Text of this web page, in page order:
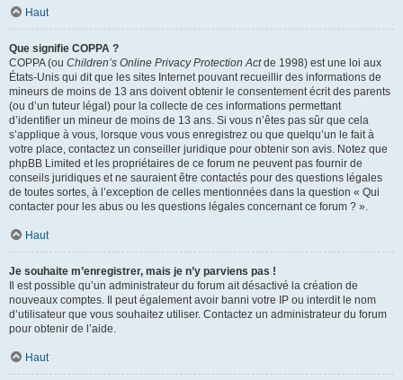
Haut
Que signifie COPPA ?
COPPA (ou Children’s Online Privacy Protection Actde 1998) est une loi aux
États-Unis qui dit que les sites Internet pouvant recueillir des informations de
mineurs de moins de 13 ans doivent obtenir le consentement écrit des parents
(ou d’un tuteur légal) pour la collecte de ces informations permettant
d’identifier un mineur de moins de 13 ans. Si vous n’êtes pas sûr que cela
s’applique à vous, lorsque vous vous enregistrez ou que quelqu’un le fait à
votre place, contactez un conseiller juridique pour obtenir son avis. Notez que
phpBB Limited et les propriétaires de ce forum ne peuvent pas fournir de
conseils juridiques et ne sauraient être contactés pour des questions légales
de toutes sortes, à l’exception de celles mentionnées dans la question « Qui
contacter pour les abus ou les questions légales concernant ce forum ? ».
Haut
Je souhaite m’enregistrer, mais je n’y parviens pas !
Il est possible qu’un administrateur du forum ait désactivé la création de
nouveaux comptes. Il peut également avoir banni votre IP ou interdit le nom
d’utilisateur que vous souhaitez utiliser. Contactez un administrateur du forum
pour obtenir de l’aide.
Haut